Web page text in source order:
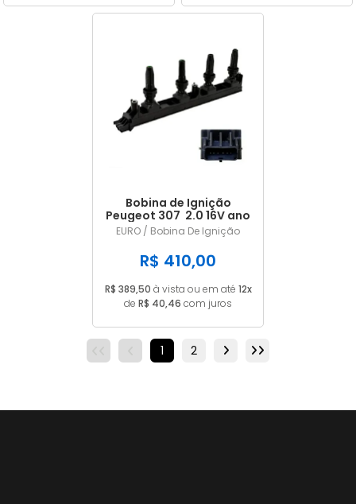
Bobina de Ignição
Peugeot 307 2.0 16V ano
2005/... em diante 6
Pinos 215977164
EURO / Bobina De Ignição
R$ 410,00
R$ 389,50 à vista ou em até 12x
de R$ 40,46 com juros
1 2